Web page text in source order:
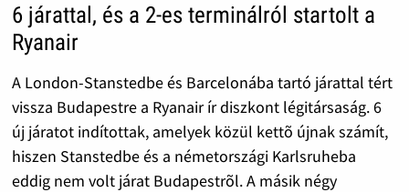
6 járattal, és a 2-es terminálról startolt a
Ryanair
A London-Stanstedbe és Barcelonába tartó járattal tért
vissza Budapestre a Ryanair ír diszkont légitársaság. 6
új járatot indítottak, amelyek közül kettõ újnak számít,
hiszen Stanstedbe és a németországi Karlsruheba
eddig nem volt járat Budapestrõl. A másik négy